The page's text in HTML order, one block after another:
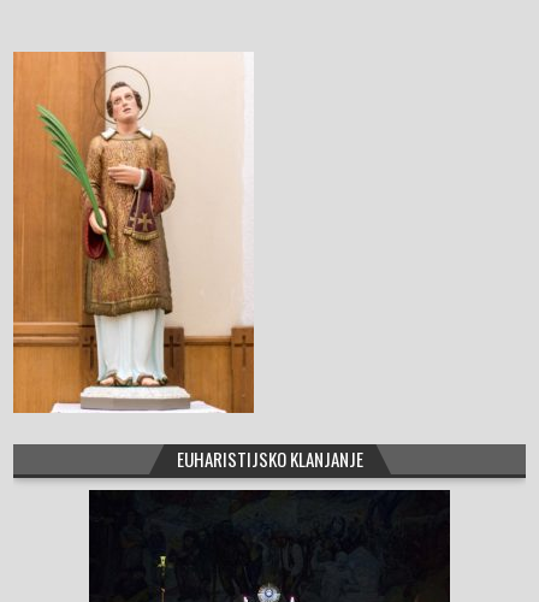
o
o
k
EUHARISTIJSKO KLANJANJE